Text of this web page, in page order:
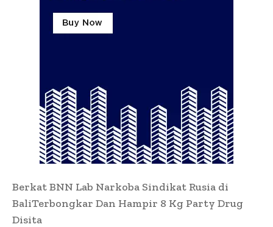
Berkat BNN Lab Narkoba Sindikat Rusia di
BaliTerbongkar Dan Hampir 8 Kg Party Drug
Disita